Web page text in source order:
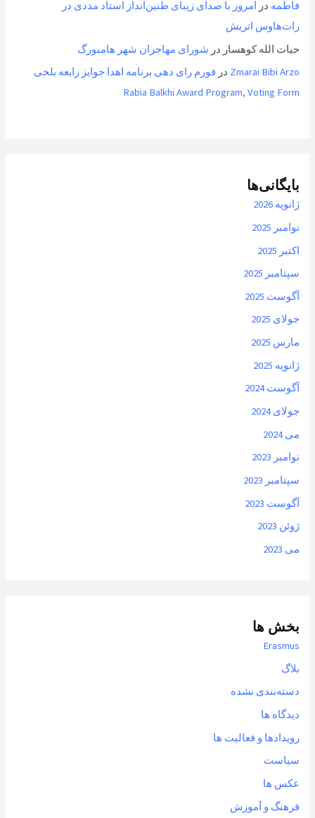
فاطمه در امروز با صدای زیبای طنین‌انداز استاد مددی در
رات‌هاوس اتریش
حیات الله کوهسار در شورای مهاجران شهر هامبورگ
Zmarai Bibi Arzo در فورم رای دهی برنامه اهدا جوایز رابعه بلخی
Rabia Balkhi Award Program, Voting Form
بایگانی‌ها
ژانویه 2026
نوامبر 2025
اکتبر 2025
سپتامبر 2025
آگوست 2025
جولای 2025
مارس 2025
ژانویه 2025
آگوست 2024
جولای 2024
می 2024
نوامبر 2023
سپتامبر 2023
آگوست 2023
ژوئن 2023
می 2023
بخش ها
Erasmus
بلاگ
دسته‌بندی نشده
دیدگاه ها
رویدادها و فعالیت ها
سیاست
عکس ها
فرهنگ و آموزش